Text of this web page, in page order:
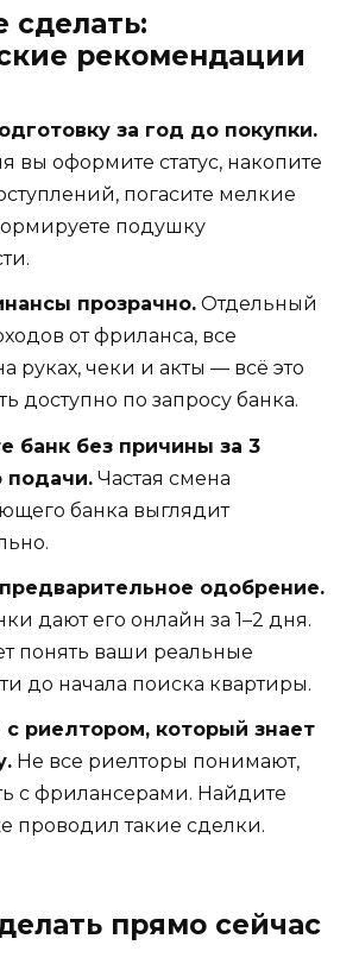
сделать:
рекомендации
за год до покупки.
вы оформите статус, накопите
погасите мелкие
подушку
прозрачно. Отдельный
от фриланса, все
руках, чеки и акты — всё это
доступно по запросу банка.
банк без причины за 3
подачи. Частая смена
банка выглядит
одобрение.
дают его онлайн за 1–2 дня.
понять ваши реальные
до начала поиска квартиры.
с риелтором, который знает
Не все риелторы понимают,
с фрилансерами. Найдите
проводил такие сделки.
прямо сейчас